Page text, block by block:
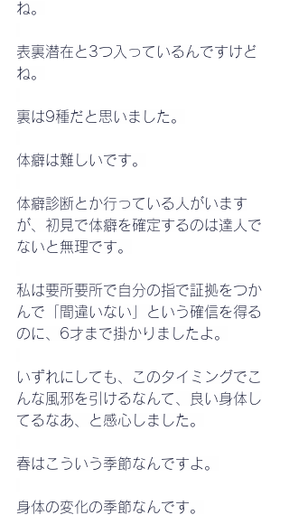
ね。
表裏潜在と3つ入っているんですけど
ね。
裏は9種だと思いました。
体癖は難しいです。
体癖診断とか行っている人がいます
が、初見で体癖を確定するのは達人で
ないと無理です。
私は要所要所で自分の指で証拠をつか
んで「間違いない」という確信を得る
のに、6才まで掛かりましたよ。
いずれにしても、このタイミングでこ
んな風邪を引けるなんて、良い身体し
てるなあ、と感心しました。
春はこういう季節なんですよ。
身体の変化の季節なんです。